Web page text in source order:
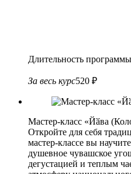
Длительность
За весь курс520 ₽
Мастер-класс «Йӑва
Откройте для себя
мастер-классе вы
душевное чувашское
дегустацией и теплым